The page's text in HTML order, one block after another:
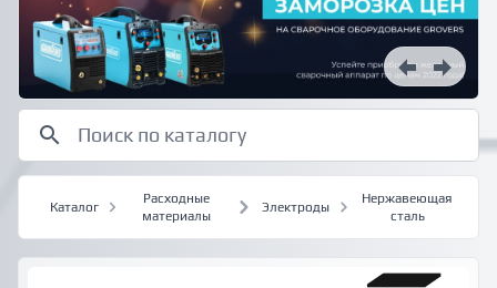
Каталог
Расходные
материалы
Электроды
Нержавеющая
сталь